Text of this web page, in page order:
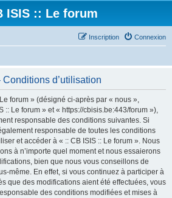
ISIS :: Le forum
Connexion
Inscription
Conditions d’utilisation
forum » (désigné ci-après par « nous »,
:: Le forum » et « https://cbisis.be:443/forum »),
responsable des conditions suivantes. Si
responsable de toutes les conditions
et accéder à « :: CB ISIS :: Le forum ». Nous
à n’importe quel moment et nous essaierons
bien que nous vous conseillons de
même. En effet, si vous continuez à participer à
que des modifications aient été effectuées, vous
des conditions modifiées et mises à